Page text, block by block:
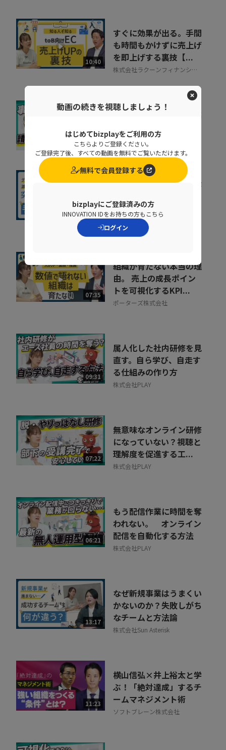
10:40
すぐに効果が出る。手間
も時間もかけずに売上げ
を即上げする裏技【...
株式会社ラクーンフィナンシャ
07:05
督促に費やす時間を事業
株式会社ラクーンフィナンシャ
ル
08:36
人事給与システムで手作
タの分断対策、業...
株式会社ニッセイコム
07:35
組織が育たない本当の理
由。 売上の成長ポイン
トを可視化するKPI...
ポーターズ株式会社
09:31
属人化した社内研修を見
直す。自ら学び、自走す
る仕組みの作り方
株式会社PLAY
07:22
無意味なオンライン研修
になっていない？視聴と
理解度を促進する工...
株式会社PLAY
06:21
もう配信作業に時間を奪
われない。 オンライン
配信を自動化する方法
株式会社PLAY
13:17
なぜ新規事業はうまくい
かないのか？失敗しがち
なチームと方法論
株式会社Sun Asterisk
11:23
横山信弘×井上裕太と学
ぶ！「絶対達成」するチ
ームマネジメント術
ソフトブレーン株式会社
動画の続きを視聴しましょう！
はじめてbizplayをご利用の方
こちらよりご登録ください。
ご登録完了後、すべての動画を無料でご覧いただけます。
無料で会員登録する
bizplayにご登録済みの方
INNOVATION IDをお持ちの方もこちら
ログイン